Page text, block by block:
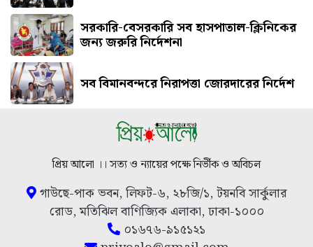
সরকারি-বেসরকারি সব হাসপাতাল-ক্লিনিকের
জন্য জরুরি নির্দেশনা
সব বিমানবন্দরে নিরাপত্তা জোরদারের নির্দেশ
প্রিয় আলো ।। সত্য ও ন্যায়ের পক্ষে নির্ভীক ও অবিচল
গাউছে-পাক ভবন, লিফট-৬, ২৮জি/১, টয়নবি সার্কুলার
রোড, মতিঝিল বাণিজ্যিক এলাকা, ঢাকা-১০০০
০১৬৭৬-৯১৫১২১